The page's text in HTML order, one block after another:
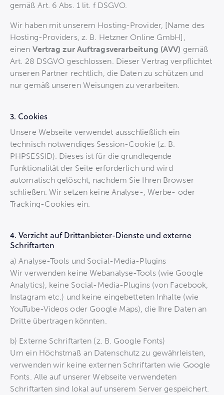
gemäß Art. 6 Abs. 1 lit. f DSGVO.
Wir haben mit unserem Hosting-Provider, [Name des
Hosting-Providers, z. B. Hetzner Online GmbH],
einen Vertrag zur Auftragsverarbeitung (AVV) gemäß
Art. 28 DSGVO geschlossen. Dieser Vertrag verpflichtet
unseren Partner rechtlich, die Daten zu schützen und
nur gemäß unseren Weisungen zu verarbeiten.
3. Cookies
Unsere Webseite verwendet ausschließlich ein
technisch notwendiges Session-Cookie (z. B.
PHPSESSID). Dieses ist für die grundlegende
Funktionalität der Seite erforderlich und wird
automatisch gelöscht, nachdem Sie Ihren Browser
schließen. Wir setzen keine Analyse-, Werbe- oder
Tracking-Cookies ein.
4. Verzicht auf Drittanbieter-Dienste und externe
Schriftarten
a) Analyse-Tools und Social-Media-Plugins
Wir verwenden keine Webanalyse-Tools (wie Google
Analytics), keine Social-Media-Plugins (von Facebook,
Instagram etc.) und keine eingebetteten Inhalte (wie
YouTube-Videos oder Google Maps), die Ihre Daten an
Dritte übertragen könnten.
b) Externe Schriftarten (z. B. Google Fonts)
Um ein Höchstmaß an Datenschutz zu gewährleisten,
verwenden wir keine externen Schriftarten wie Google
Fonts. Alle auf unserer Webseite verwendeten
Schriftarten sind lokal auf unserem Server gespeichert.